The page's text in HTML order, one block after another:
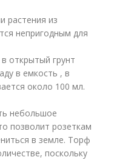
растения из
непригодным для
открытый грунт
в емкость , в
около 100 мл.
небольшое
позволит розеткам
в земле. Торф
поскольку